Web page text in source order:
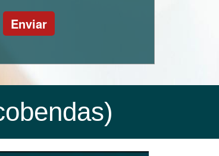
Enviar